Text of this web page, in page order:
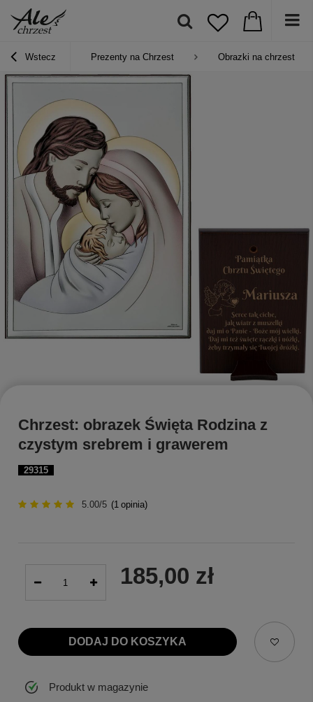
Wstecz Prezenty na Chrzest Obrazki na chrzest
29315
Chrzest: obrazek Święta Rodzina z
czystym srebrem i grawerem
5.00/5 (1 opinia)
185,00 zł
DODAJ DO KOSZYKA
Produkt w magazynie